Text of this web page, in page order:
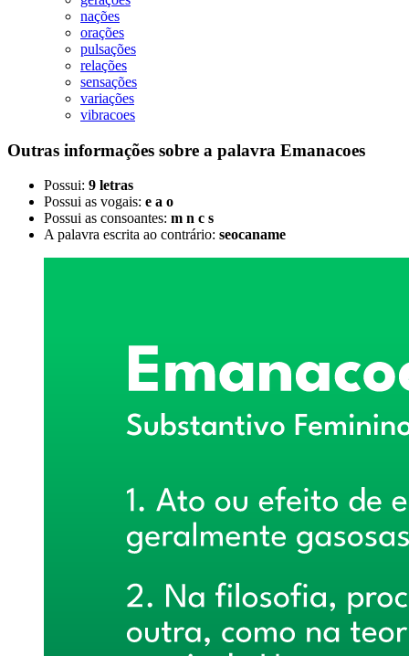
nações
orações
pulsações
relações
sensações
variações
vibracoes
Outras informações sobre a palavra Emanacoes
Possui: 9 letras
Possui as vogais: e a o
Possui as consoantes: m n c s
A palavra escrita ao contrário: seocaname